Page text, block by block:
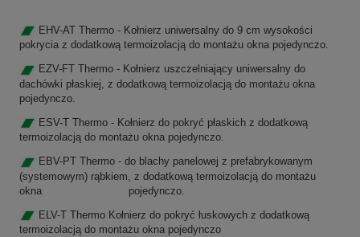
EHV-AT Thermo - Kołnierz uniwersalny do 9 cm wysokości
pokrycia z dodatkową termoizolacją do montażu okna pojedynczo.
EZV-FT Thermo - Kołnierz uszczelniający uniwersalny do
dachówki płaskiej, z dodatkową termoizolacją do montażu okna
pojedynczo.
ESV-T Thermo - Kołnierz do pokryć płaskich z dodatkową
termoizolacją do montażu okna pojedynczo.
EBV-PT Thermo - do blachy panelowej z prefabrykowanym
(systemowym) rąbkiem, z dodatkową termoizolacją do montażu
okna pojedynczo.
ELV-T Thermo Kołnierz do pokryć łuskowych z dodatkową
termoizolacją do montażu okna pojedynczo